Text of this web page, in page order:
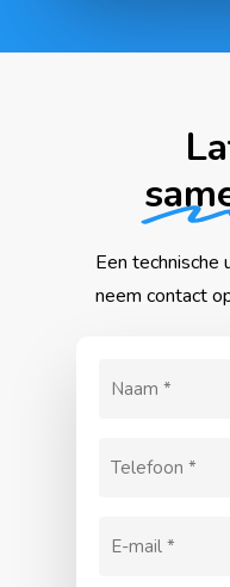
Een technische
neem contact
Naam
Telefoon
E-